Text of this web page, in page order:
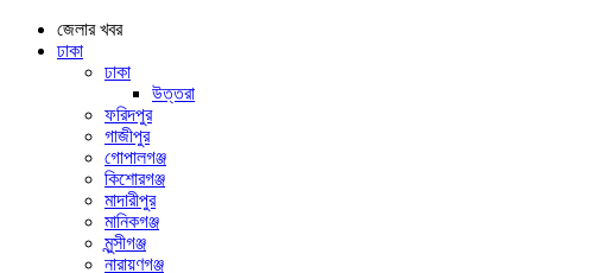
জেলার খবর
ঢাকা
ঢাকা
উত্তরা
ফরিদপুর
গাজীপুর
গোপালগঞ্জ
কিশোরগঞ্জ
মাদারীপুর
মানিকগঞ্জ
মুন্সীগঞ্জ
নারায়ণগঞ্জ